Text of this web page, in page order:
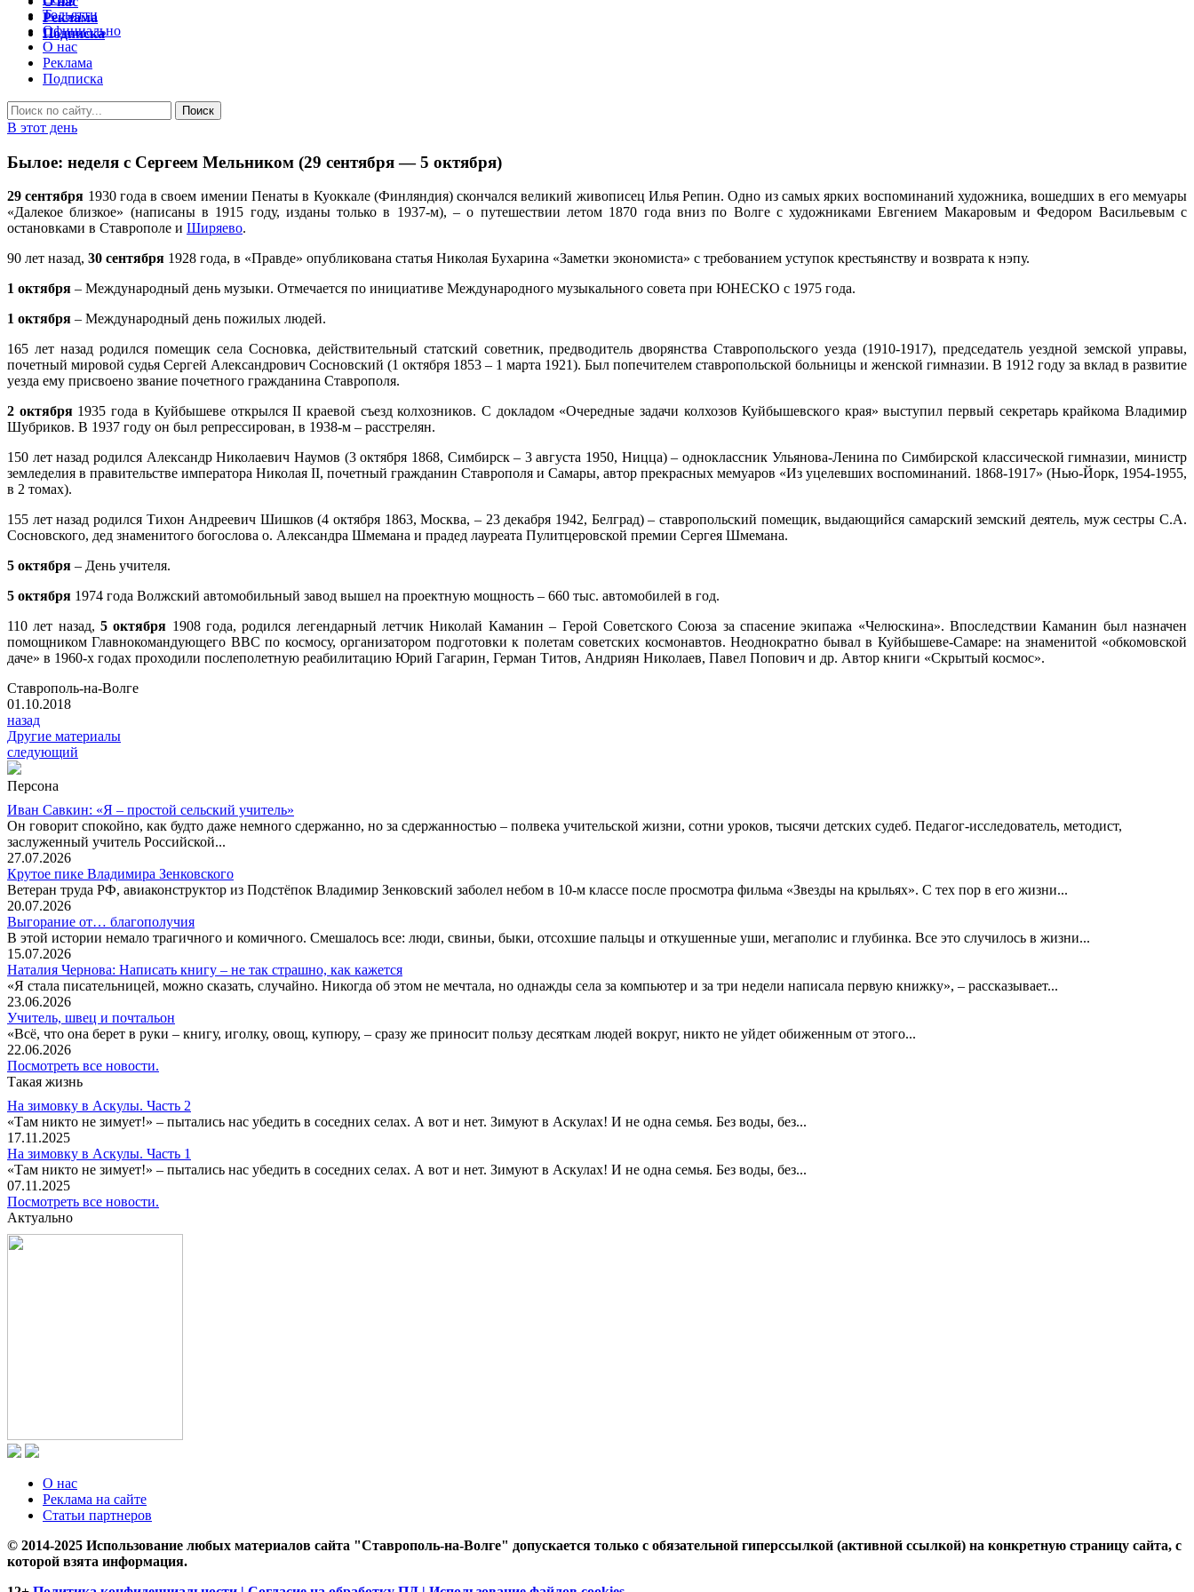
Тольятти
Официально
О нас
Реклама
Подписка
В этот день
Былое: неделя с Сергеем Мельником (29 сентября — 5 октября)
29 сентября 1930 года в своем имении Пенаты в Куоккале (Финляндия) скончался великий живописец Илья Репин. Одно из самых ярких воспоминаний художника, вошедших в его мемуары
«Далекое близкое» (написаны в 1915 году, изданы только в 1937-м), – о путешествии летом 1870 года вниз по Волге с художниками Евгением Макаровым и Федором Васильевым с
остановками в Ставрополе и Ширяево.
90 лет назад, 30 сентября 1928 года, в «Правде» опубликована статья Николая Бухарина «Заметки экономиста» с требованием уступок крестьянству и возврата к нэпу.
1 октября – Международный день музыки. Отмечается по инициативе Международного музыкального совета при ЮНЕСКО с 1975 года.
1 октября – Международный день пожилых людей.
165 лет назад родился помещик села Сосновка, действительный статский советник, предводитель дворянства Ставропольского уезда (1910-1917), председатель уездной земской управы,
почетный мировой судья Сергей Александрович Сосновский (1 октября 1853 – 1 марта 1921). Был попечителем ставропольской больницы и женской гимназии. В 1912 году за вклад в развитие
уезда ему присвоено звание почетного гражданина Ставрополя.
2 октября1935 года в Куйбышеве открылся II краевой съезд колхозников. С докладом «Очередные задачи колхозов Куйбышевского края» выступил первый секретарь крайкома Владимир
Шубриков. В 1937 году он был репрессирован, в 1938-м – расстрелян.
150 лет назад родился Александр Николаевич Наумов (3 октября 1868, Симбирск – 3 августа 1950, Ницца) – одноклассник Ульянова-Ленина по Симбирской классической гимназии, министр
земледелия в правительстве императора Николая II, почетный гражданин Ставрополя и Самары, автор прекрасных мемуаров «Из уцелевших воспоминаний. 1868-1917» (Нью-Йорк, 1954-1955,
в 2 томах).
155 лет назад родился Тихон Андреевич Шишков (4 октября 1863, Москва, – 23 декабря 1942, Белград) – ставропольский помещик, выдающийся самарский земский деятель, муж сестры С.А.
Сосновского, дед знаменитого богослова о. Александра Шмемана и прадед лауреата Пулитцеровской премии Сергея Шмемана.
5 октября – День учителя.
5 октября 1974 года Волжский автомобильный завод вышел на проектную мощность – 660 тыс. автомобилей в год.
110 лет назад,5 октября 1908 года, родился легендарный летчик Николай Каманин – Герой Советского Союза за спасение экипажа «Челюскина». Впоследствии Каманин был назначен
помощником Главнокомандующего ВВС по космосу, организатором подготовки к полетам советских космонавтов. Неоднократно бывал в Куйбышеве-Самаре: на знаменитой «обкомовской
даче» в 1960-х годах проходили послеполетную реабилитацию Юрий Гагарин, Герман Титов, Андриян Николаев, Павел Попович и др. Автор книги «Скрытый космос».
Ставрополь-на-Волге
01.10.2018
назад
Другие материалы
следующий
Персона
Иван Савкин: «Я – простой сельский учитель»
Он говорит спокойно, как будто даже немного сдержанно, но за сдержанностью – полвека учительской жизни, сотни уроков, тысячи детских судеб. Педагог-исследователь, методист,
заслуженный учитель Российской...
27.07.2026
Крутое пике Владимира Зенковского
Ветеран труда РФ, авиаконструктор из Подстёпок Владимир Зенковский заболел небом в 10-м классе после просмотра фильма «Звезды на крыльях». С тех пор в его жизни...
20.07.2026
Выгорание от… благополучия
В этой истории немало трагичного и комичного. Смешалось все: люди, свиньи, быки, отсохшие пальцы и откушенные уши, мегаполис и глубинка. Все это случилось в жизни...
15.07.2026
Наталия Чернова: Написать книгу – не так страшно, как кажется
«Я стала писательницей, можно сказать, случайно. Никогда об этом не мечтала, но однажды села за компьютер и за три недели написала первую книжку», – рассказывает...
23.06.2026
Учитель, швец и почтальон
«Всё, что она берет в руки – книгу, иголку, овощ, купюру, – сразу же приносит пользу десяткам людей вокруг, никто не уйдет обиженным от этого...
22.06.2026
Посмотреть все новости.
Такая жизнь
На зимовку в Аскулы. Часть 2
«Там никто не зимует!» – пытались нас убедить в соседних селах. А вот и нет. Зимуют в Аскулах! И не одна семья. Без воды, без...
17.11.2025
На зимовку в Аскулы. Часть 1
«Там никто не зимует!» – пытались нас убедить в соседних селах. А вот и нет. Зимуют в Аскулах! И не одна семья. Без воды, без...
07.11.2025
Посмотреть все новости.
Актуально
О нас
Реклама на сайте
Статьи партнеров
© 2014-2025 Использование любых материалов сайта "Ставрополь-на-Волге" допускается только с обязательной гиперссылкой (активной ссылкой) на конкретную страницу сайта, с
которой взята информация.
Реклама
Подписка